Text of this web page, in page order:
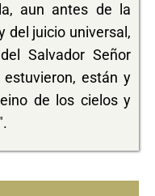
aun antes de la
del juicio universal,
Salvador Señor
están y
de los cielos y